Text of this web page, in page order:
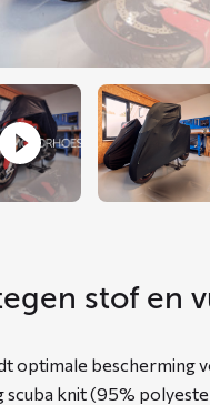
stof en
optimale bescherming
scuba knit (95%